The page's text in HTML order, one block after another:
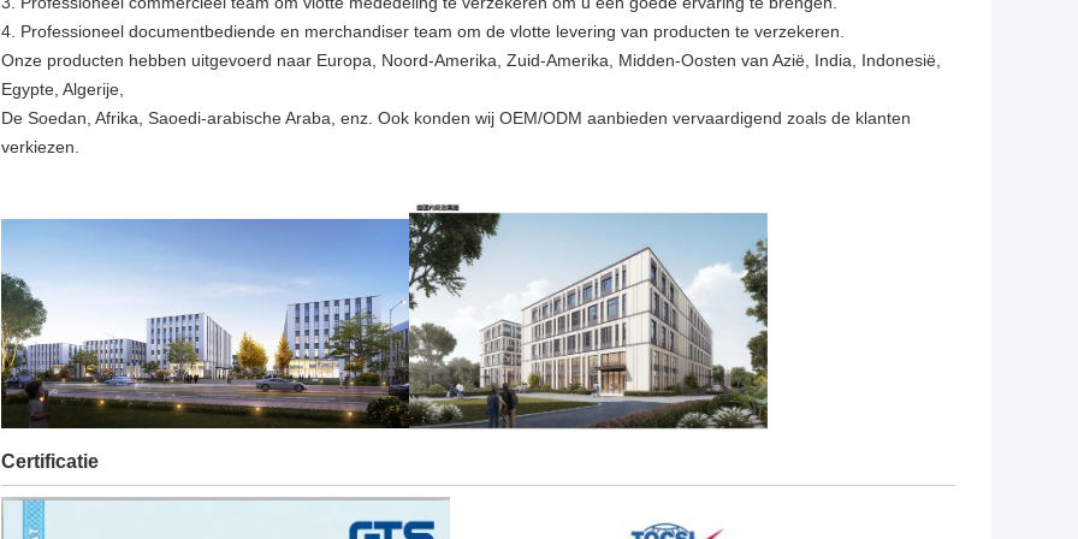
4. Professioneel documentbediende en merchandiser team om de vlotte levering van producten te verzekeren.
Onze producten hebben uitgevoerd naar Europa, Noord-Amerika, Zuid-Amerika, Midden-Oosten van Azië, India, Indonesië,
Egypte, Algerije,
De Soedan, Afrika, Saoedi-arabische Araba, enz. Ook konden wij OEM/ODM aanbieden vervaardigend zoals de klanten
verkiezen.
Certificatie